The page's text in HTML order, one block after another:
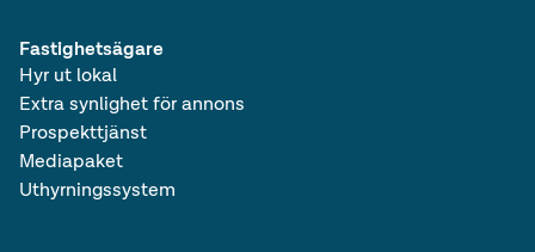
Fastighetsägare
Hyr ut lokal
Extra synlighet för annons
Prospekttjänst
Mediapaket
Uthyrningssystem